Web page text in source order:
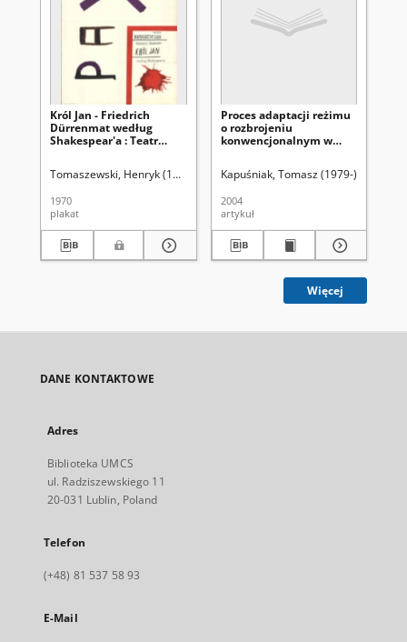
Król Jan - Friedrich
Dürrenmat według
Shakespear'a : Teatr
Tomaszewski, Henryk (1914-2005)
1970
plakat
Proces adaptacji reżimu
o rozbrojeniu
konwencjonalnym w
Kapuśniak, Tomasz (1979-)
2004
artykuł
Więcej
DANE KONTAKTOWE
Adres
Biblioteka UMCS
ul. Radziszewskiego 11
20-031 Lublin, Poland
Telefon
(+48) 81 537 58 93
E-Mail